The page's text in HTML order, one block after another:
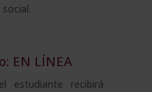
EN LÍNEA
estudiante recibirá